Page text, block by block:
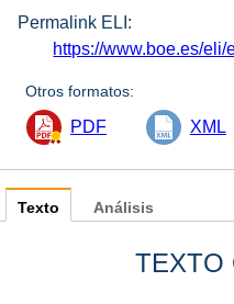
Permalink ELI:
https://www.boe.es/
Otros formatos:
PDF XML
Texto
TEXTO
Análisis